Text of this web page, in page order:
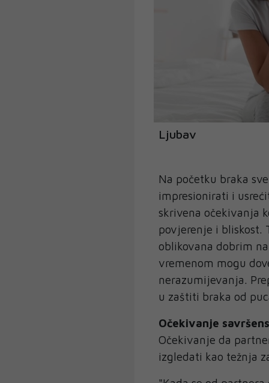
Ljubav
Na početku braka
impresionirati i
skrivena očekivanja
povjerenje i bliskost.
oblikovana dobrim
vremenom mogu
nerazumijevanja.
u zaštiti braka od
Očekivanje
Očekivanje da
izgledati kao težnja